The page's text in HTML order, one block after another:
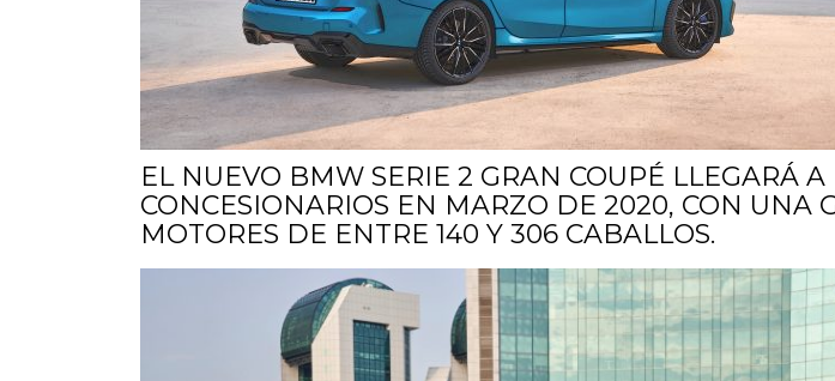
EL NUEVO BMW SERIE 2 GRAN COUPÉ LLEGARÁ A
CONCESIONARIOS EN MARZO DE 2020, CON UNA
MOTORES DE ENTRE 140 Y 306 CABALLOS.